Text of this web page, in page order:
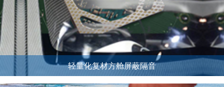
轻量化复材方舱屏蔽隔音